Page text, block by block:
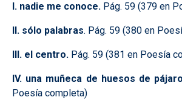
I. nadie me conoce. Pág. 59 (379 en
II. sólo palabras. Pág. 59 (380 en
III. el centro. Pág. 59 (381 en Poesía
IV. una muñeca de huesos de
Poesía completa)